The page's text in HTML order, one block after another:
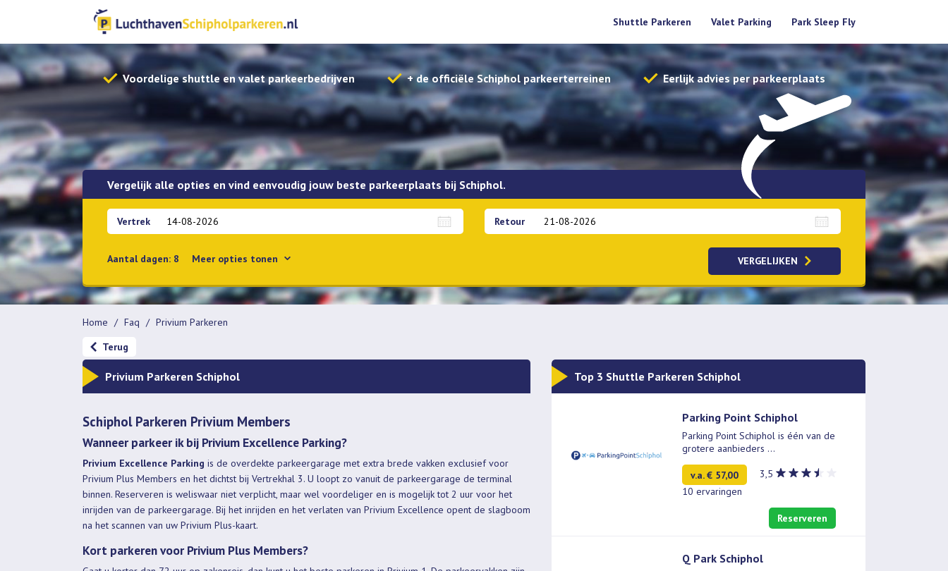
Shuttle Parkeren Valet Parking Park Sleep Fly
Voordelige shuttle en valet parkeerbedrijven + de officiële Schiphol parkeerterreinen Eerlijk advies per parkeerplaats
Vergelijk alle opties en vind eenvoudig jouw beste parkeerplaats bij Schiphol.
Vertrek Retour
Aantal dagen: 8 Meer opties tonen VERGELIJKEN
Home Faq
Privium Parkeren
Terug
Privium Parkeren Schiphol
Schiphol Parkeren Privium Members
Wanneer parkeer ik bij Privium Excellence Parking?
Privium Excellence Parking is de overdekte parkeergarage met extra brede vakken exclusief voor
Privium Plus Members en het dichtst bij Vertrekhal 3. U loopt zo vanuit de parkeergarage de terminal
binnen. Reserveren is weliswaar niet verplicht, maar wel voordeliger en is mogelijk tot 2 uur voor het
inrijden van de parkeergarage. Bij het inrijden en het verlaten van Privium Excellence opent de slagboom
na het scannen van uw Privium Plus-kaart.
Kort parkeren voor Privium Plus Members?
Top 3 Shuttle Parkeren Schiphol
Parking Point Schiphol
Parking Point Schiphol is één van de
grotere aanbieders ...
v.a. € 57,00
3,5
10 ervaringen
Reserveren
Q Park Schiphol